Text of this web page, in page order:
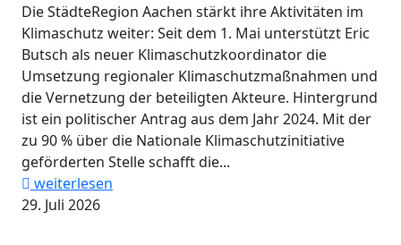
Die StädteRegion Aachen stärkt ihre Aktivitäten im
Klimaschutz weiter: Seit dem 1. Mai unterstützt Eric
Butsch als neuer Klimaschutzkoordinator die
Umsetzung regionaler Klimaschutzmaßnahmen und
die Vernetzung der beteiligten Akteure. Hintergrund
ist ein politischer Antrag aus dem Jahr 2024. Mit der
zu 90 % über die Nationale Klimaschutzinitiative
geförderten Stelle schafft die...
weiterlesen
29. Juli 2026